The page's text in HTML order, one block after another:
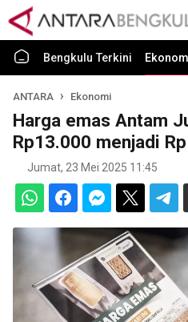
Bengkulu Terkini
ANTARA Ekonomi
Harga emas Antam
Rp13.000 menjadi
Jumat, 23 Mei 2025 11:45